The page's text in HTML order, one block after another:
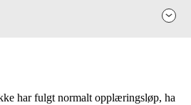
har fulgt normalt opplæringsløp, ha